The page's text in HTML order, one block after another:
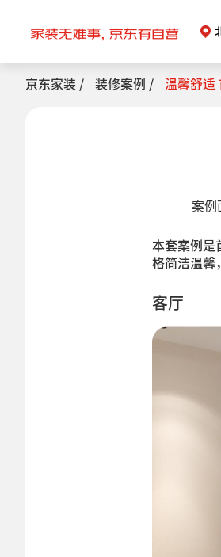
京东家装 / 装修案例 / 温馨舒适
案例
本套案例是
格简洁温馨
客厅